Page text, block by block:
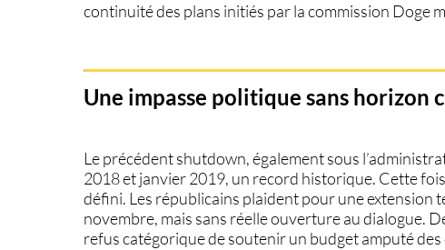
continuité des plans initiés par la commission Doge
Une impasse politique sans horizon
Le précédent shutdown, également sous
2018 et janvier 2019, un record historique. Cette
défini. Les républicains plaident pour uneextension
novembre, mais sans réelle ouverture au dialogue.
refus catégorique de soutenir un budget amputé des